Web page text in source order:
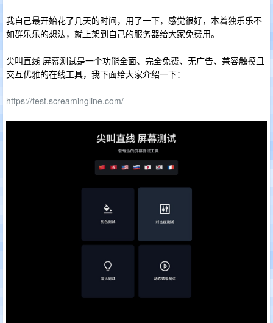
我自己最开始花了几天的时间，用了一下，感觉很好，本着独乐乐不
如群乐乐的想法，就上架到自己的服务器给大家免费用。
尖叫直线 屏幕测试是一个功能全面、完全免费、无广告、兼容触摸且
交互优雅的在线工具，我下面给大家介绍一下：
https://test.screamingline.com/